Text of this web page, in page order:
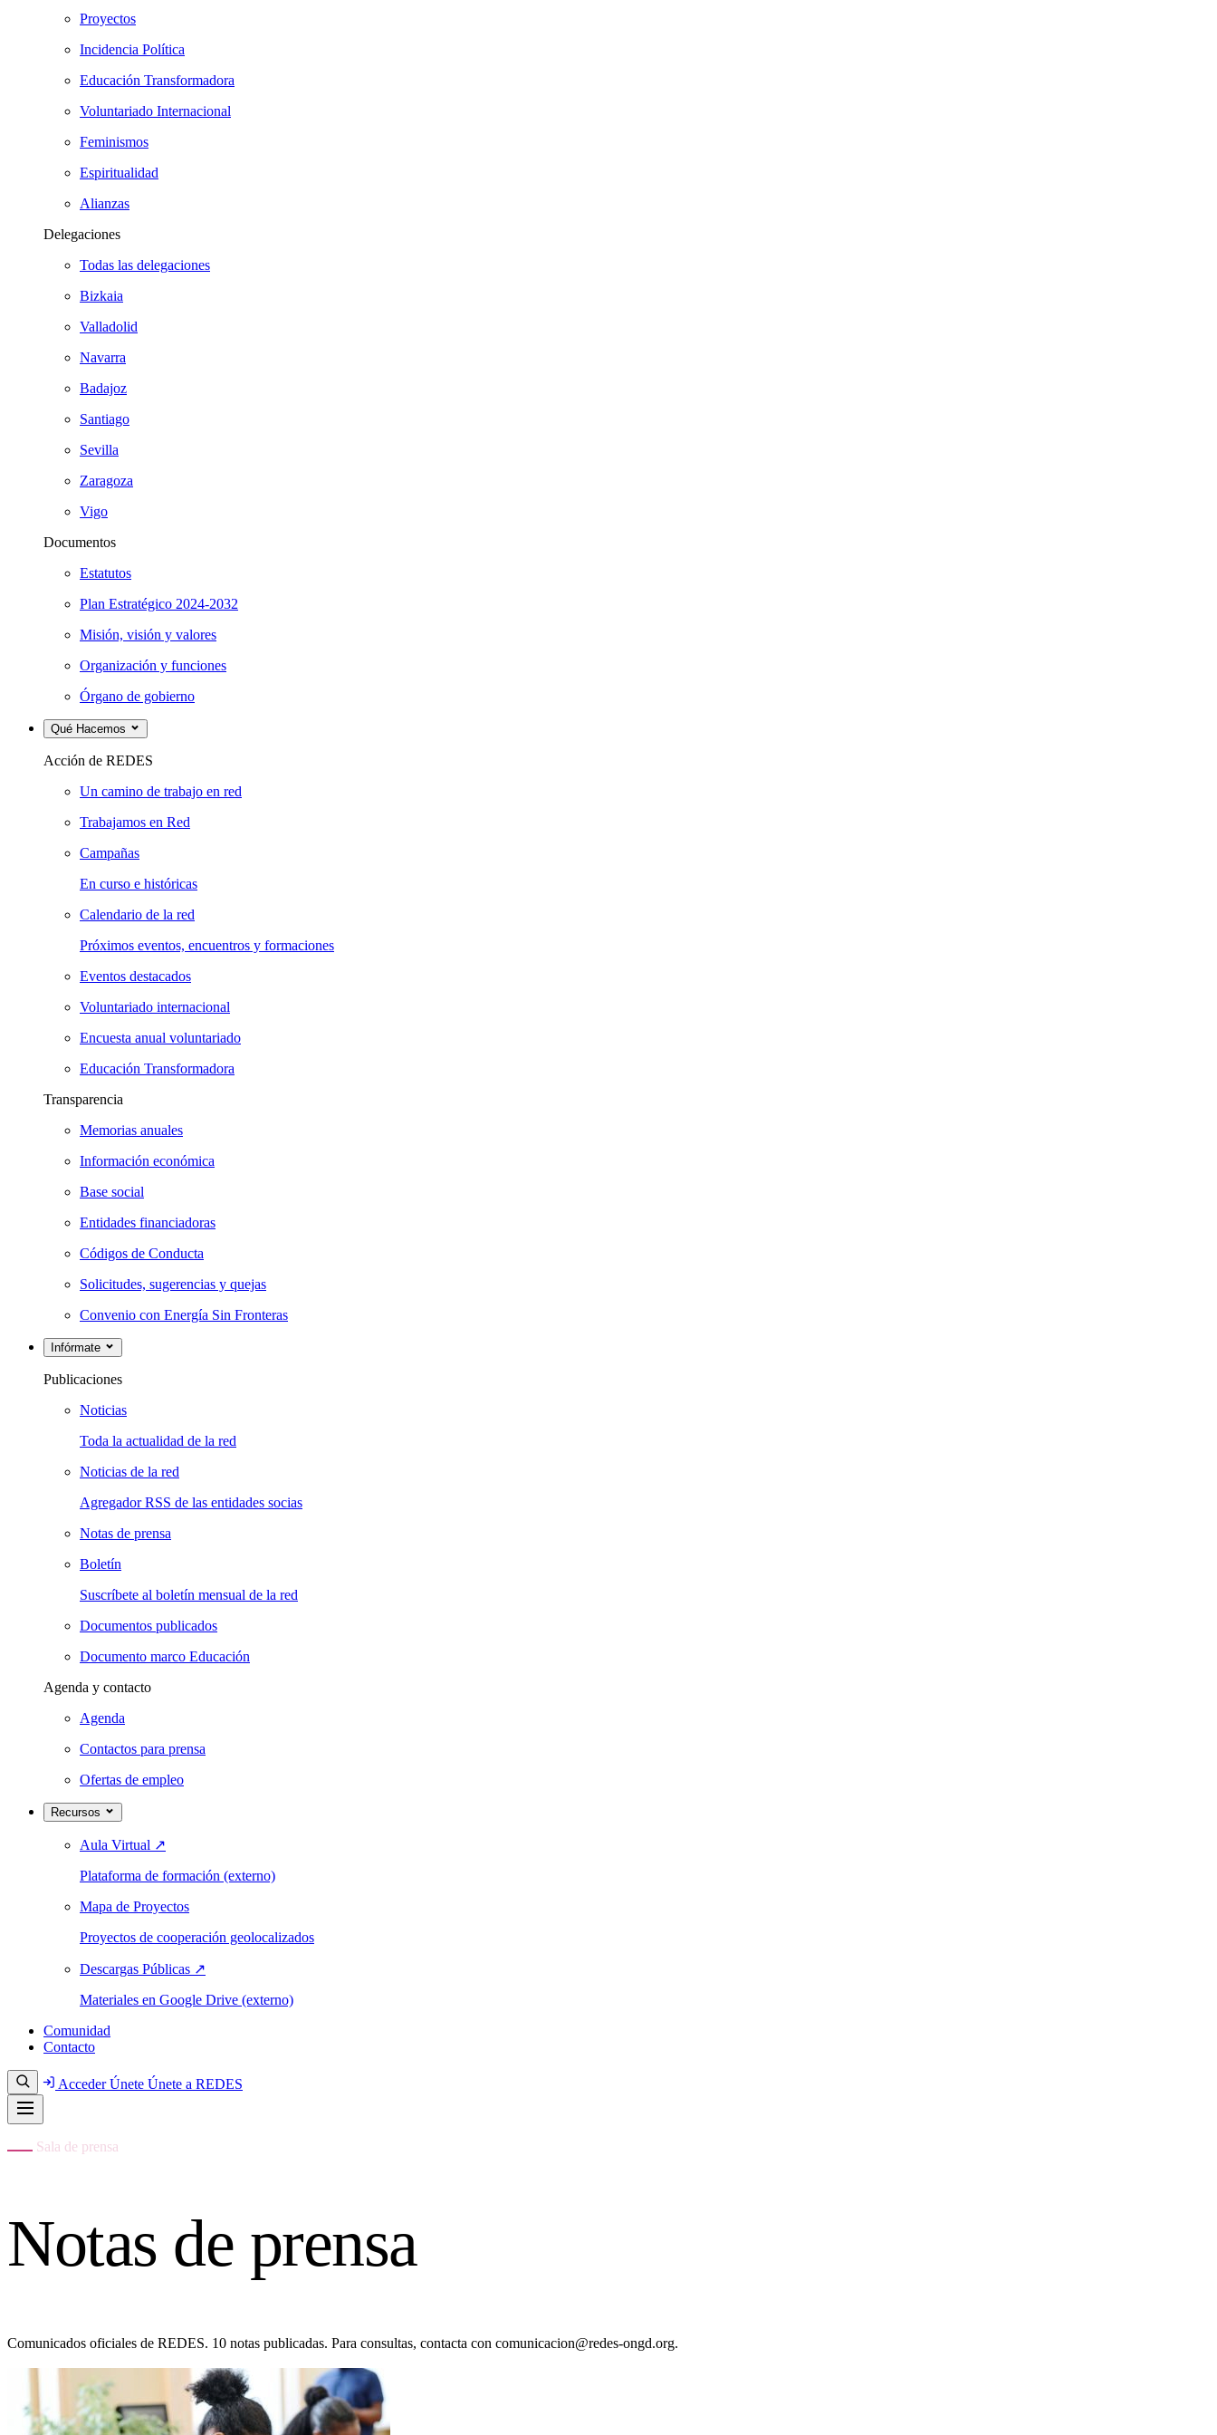
Proyectos
Incidencia Política
Educación Transformadora
Voluntariado Internacional
Feminismos
Espiritualidad
Alianzas
Delegaciones
Todas las delegaciones
Bizkaia
Valladolid
Navarra
Badajoz
Santiago
Sevilla
Zaragoza
Vigo
Documentos
Estatutos
Plan Estratégico 2024-2032
Misión, visión y valores
Organización y funciones
Órgano de gobierno
Qué Hacemos
Acción de REDES
Un camino de trabajo en red
Trabajamos en Red
Campañas
En curso e históricas
Calendario de la red
Próximos eventos, encuentros y formaciones
Eventos destacados
Voluntariado internacional
Encuesta anual voluntariado
Educación Transformadora
Transparencia
Memorias anuales
Información económica
Base social
Entidades financiadoras
Códigos de Conducta
Solicitudes, sugerencias y quejas
Convenio con Energía Sin Fronteras
Infórmate
Publicaciones
Noticias
Toda la actualidad de la red
Noticias de la red
Agregador RSS de las entidades socias
Notas de prensa
Boletín
Suscríbete al boletín mensual de la red
Documentos publicados
Documento marco Educación
Agenda y contacto
Agenda
Contactos para prensa
Ofertas de empleo
Recursos
Aula Virtual ↗
Plataforma de formación (externo)
Mapa de Proyectos
Proyectos de cooperación geolocalizados
Descargas Públicas ↗
Materiales en Google Drive (externo)
Comunidad
Contacto
AccederÚnete Únete a REDES
Sala de prensa
Notas de prensa
Comunicados oficiales de REDES. 10 notas publicadas. Para consultas, contacta con comunicacion@redes-ongd.org.